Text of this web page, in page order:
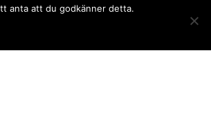
anta att du godkänner detta.